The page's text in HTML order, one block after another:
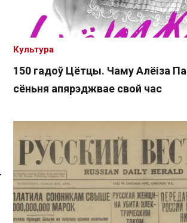
Спасылка без VPN
150 гадоў Цётцы. Чаму Алёіза
сёньня апярэджвае свой час
Культура